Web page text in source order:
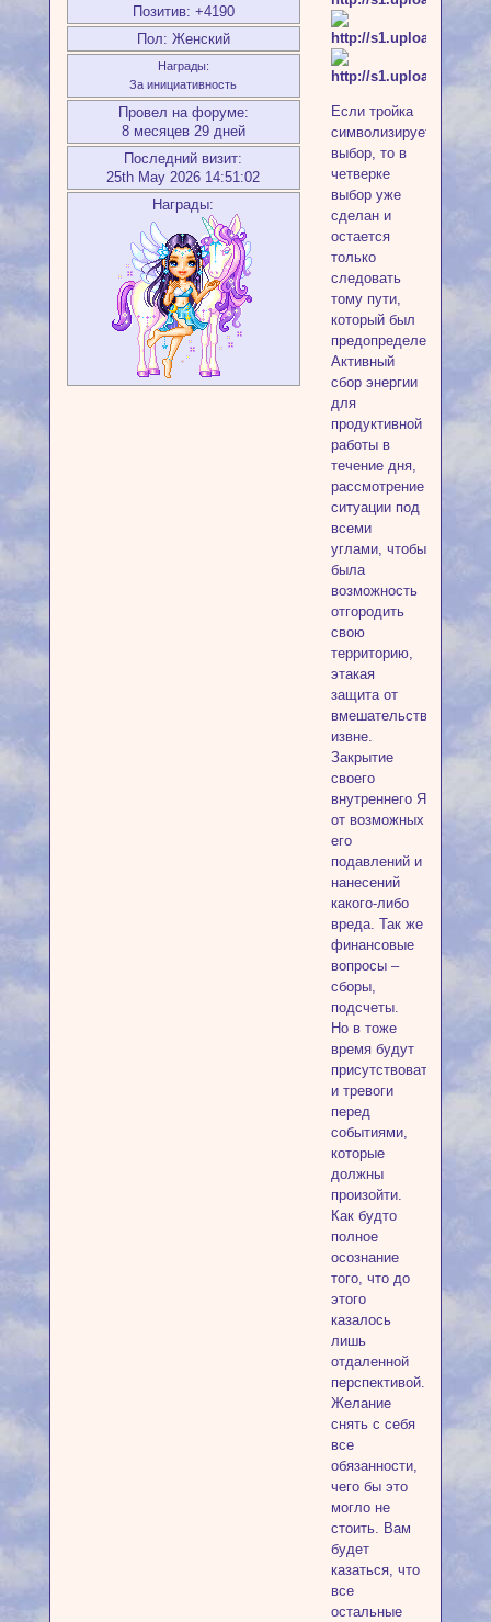
Позитив: +4190
Пол: Женский
Награды:
За инициативность
Провел на форуме:
8 месяцев 29 дней
Последний визит:
25th May 2026 14:51:02
Награды:
Если тройка
символизирует
выбор, то в
четверке
выбор уже
сделан и
остается
только
следовать
тому пути,
который был
предопределен.
Активный
сбор энергии
для
продуктивной
работы в
течение дня,
рассмотрение
ситуации под
всеми
углами, чтобы
была
возможность
отгородить
свою
территорию,
этакая
защита от
вмешательств
извне.
Закрытие
своего
внутреннего Я
от возможных
его
подавлений и
нанесений
какого-либо
вреда. Так же
финансовые
вопросы –
сборы,
подсчеты.
Но в тоже
время будут
присутствовать
и тревоги
перед
событиями,
которые
должны
произойти.
Как будто
полное
осознание
того, что до
этого
казалось
лишь
отдаленной
перспективой.
Желание
снять с себя
все
обязанности,
чего бы это
могло не
стоить. Вам
будет
казаться, что
все
остальные